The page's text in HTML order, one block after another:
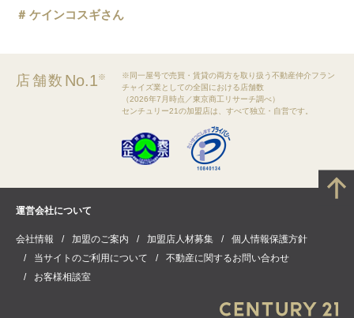
ケインコスギさん
店舗数 No.1※
※同一屋号で売買・賃貸の両方を取り扱う不動産仲介フラン
チャイズ業としての全国における店舗数
（2026年7月時点／東京商工リサーチ調べ）
センチュリー21の加盟店は、すべて独立・自営です。
運営会社について
会社情報 加盟のご案内 加盟店人材募集
個人情報保護方針
当サイトのご利用について
不動産に関するお問い合わせ
お客様相談室